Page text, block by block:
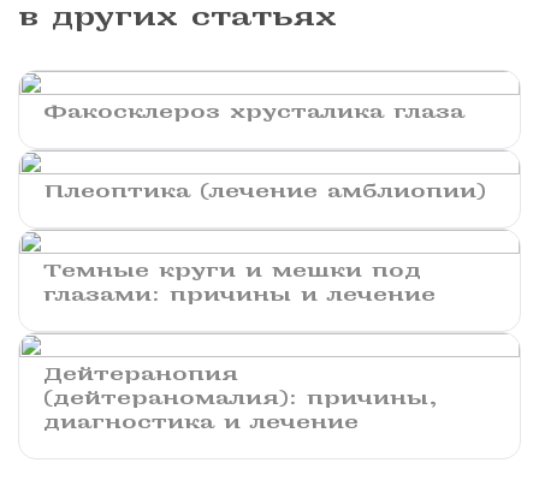
в других статьях
Факосклероз хрусталика глаза
Плеоптика (лечение амблиопии)
Темные круги и мешки под
глазами: причины и лечение
Дейтеранопия
(дейтераномалия): причины,
диагностика и лечение